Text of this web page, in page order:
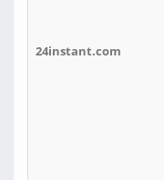
24instant.com